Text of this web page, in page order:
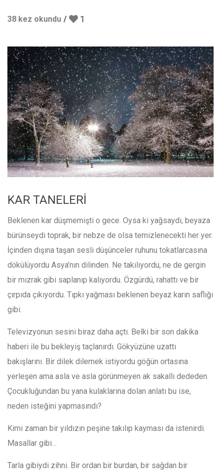
38 kez okundu 1
KAR TANELERİ
Beklenen kar düşmemişti o gece. Oysa ki yağsaydı, beyaza
bürünseydi toprak, bir nebze de olsa temizlenecekti her yer.
İçinden dışına taşan sesli düşünceler ruhunu tokatlarcasına
dökülüyordu Asya’nın dilinden. Ne takılıyordu, ne de gergin
bir mızrak gibi saplanıp kalıyordu. Özgürdü, rahattı ve bir
çırpıda çıkıyordu. Tıpkı yağması beklenen beyaz karın saflığı
gibi.
Televizyonun sesini biraz daha açtı. Belki bir son dakika
haberi ile bu bekleyiş taçlanırdı. Gökyüzüne uzattı
bakışlarını. Bir dilek dilemek istiyordu göğün ortasına
yerleşen ama asla ve asla görünmeyen ak sakallı dededen.
Çocukluğundan bu yana kulaklarına dolan anlatı bu ise,
neden isteğini yapmasındı?
Kimi zaman bir yıldızın peşine takılıp kayması da istenirdi.
Masallar gibi…
Tarla gibiydi zihni. Bir ordan bir burdan, bir sağdan bir